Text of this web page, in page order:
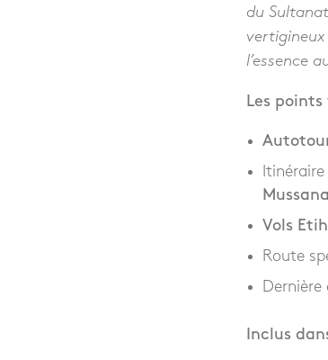
du
l’essence
Les
Vols
Route
Inclus